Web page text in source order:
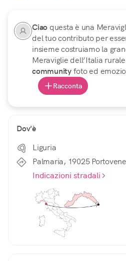
Ciao questa è una
del tuo contributo per
insieme costruiamo la
Meraviglie dell’Italia
communityfoto ed
Racconta
Dov'è
Liguria
Palmaria, 19025
Indicazioni stradali